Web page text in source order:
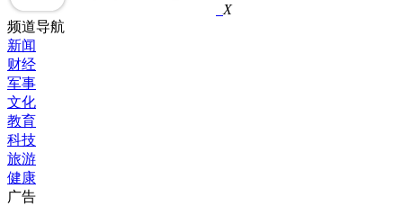
X
频道导航
新闻
财经
军事
文化
教育
科技
旅游
健康
广告